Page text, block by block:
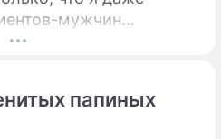
мужчин
любопытная
лет
бы Диану в опасной
сейчас, представив
папиных